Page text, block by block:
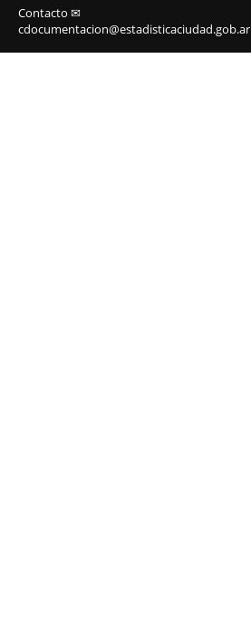
Contacto ✉
cdocumentacion@estadisticaciudad.gob.ar